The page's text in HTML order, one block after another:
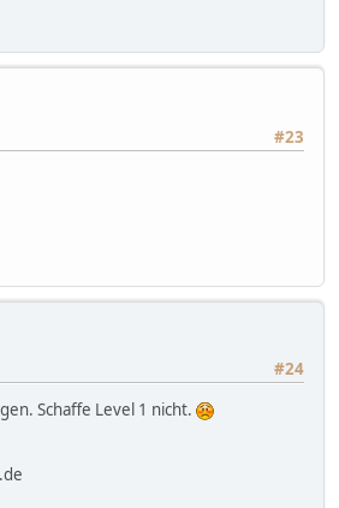
#23
#24
Schaffe Level 1 nicht.